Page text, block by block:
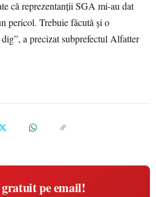
că reprezentanţii SGA mi-au dat
pericol. Trebuie făcută şi o
a precizat subprefectul Alfatter
pe email!